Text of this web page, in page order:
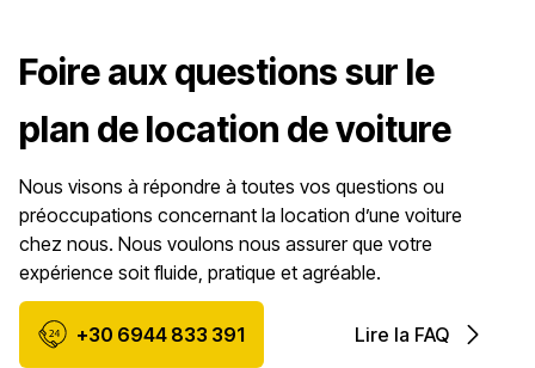
Foire aux questions sur le
plan de location de voiture
Nous visons à répondre à toutes vos questions ou
préoccupations concernant la location d’une voiture
chez nous. Nous voulons nous assurer que votre
expérience soit fluide, pratique et agréable.
+30 6944 833 391 Lire la FAQ